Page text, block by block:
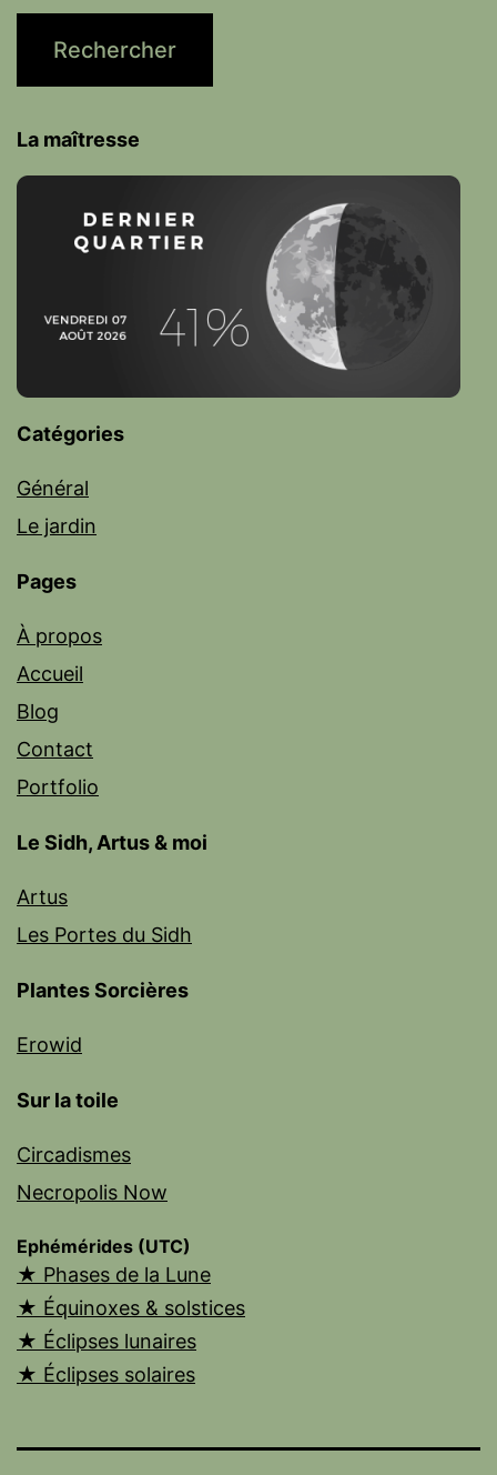
La maîtresse
Catégories
Général
Le jardin
Pages
À propos
Accueil
Blog
Contact
Portfolio
Le Sidh, Artus & moi
Artus
Les Portes du Sidh
Plantes Sorcières
Erowid
Sur la toile
Circadismes
Necropolis Now
Ephémérides (UTC)
★ Phases de la Lune
★ Équinoxes & solstices
★ Éclipses lunaires
★ Éclipses solaires